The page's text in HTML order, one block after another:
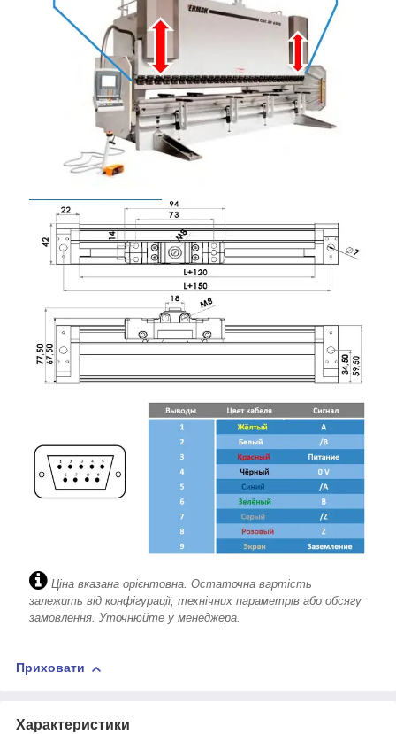
Ціна вказана орієнтовна. Остаточна вартість
залежить від конфігурації, технічних параметрів або обсягу
замовлення. Уточнюйте у менеджера.
Приховати
Характеристики